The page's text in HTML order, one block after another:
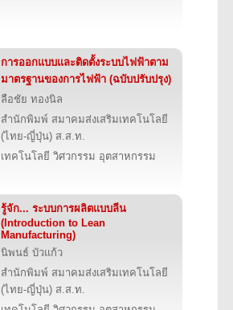
การออกแบบและติดตั้งระบบไฟฟ้าตาม
มาตรฐานของการไฟฟ้า (ฉบับปรับปรุง)
ลือชัย ทองนิล
สำนักพิมพ์ สมาคมส่งเสริมเทคโนโลยี
(ไทย-ญี่ปุ่น) ส.ส.ท.
เทคโนโลยี วิศวกรรม อุตสาหกรรม
รู้จัก... ระบบการผลิตแบบลีน
(Introduction to Lean
Manufacturing)
นิพนธ์ บัวแก้ว
สำนักพิมพ์ สมาคมส่งเสริมเทคโนโลยี
(ไทย-ญี่ปุ่น) ส.ส.ท.